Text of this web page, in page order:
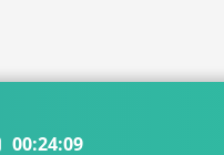
00:24:09